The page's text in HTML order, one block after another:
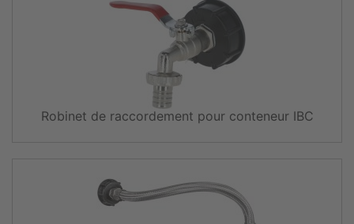
Robinet de raccordement pour conteneur IBC